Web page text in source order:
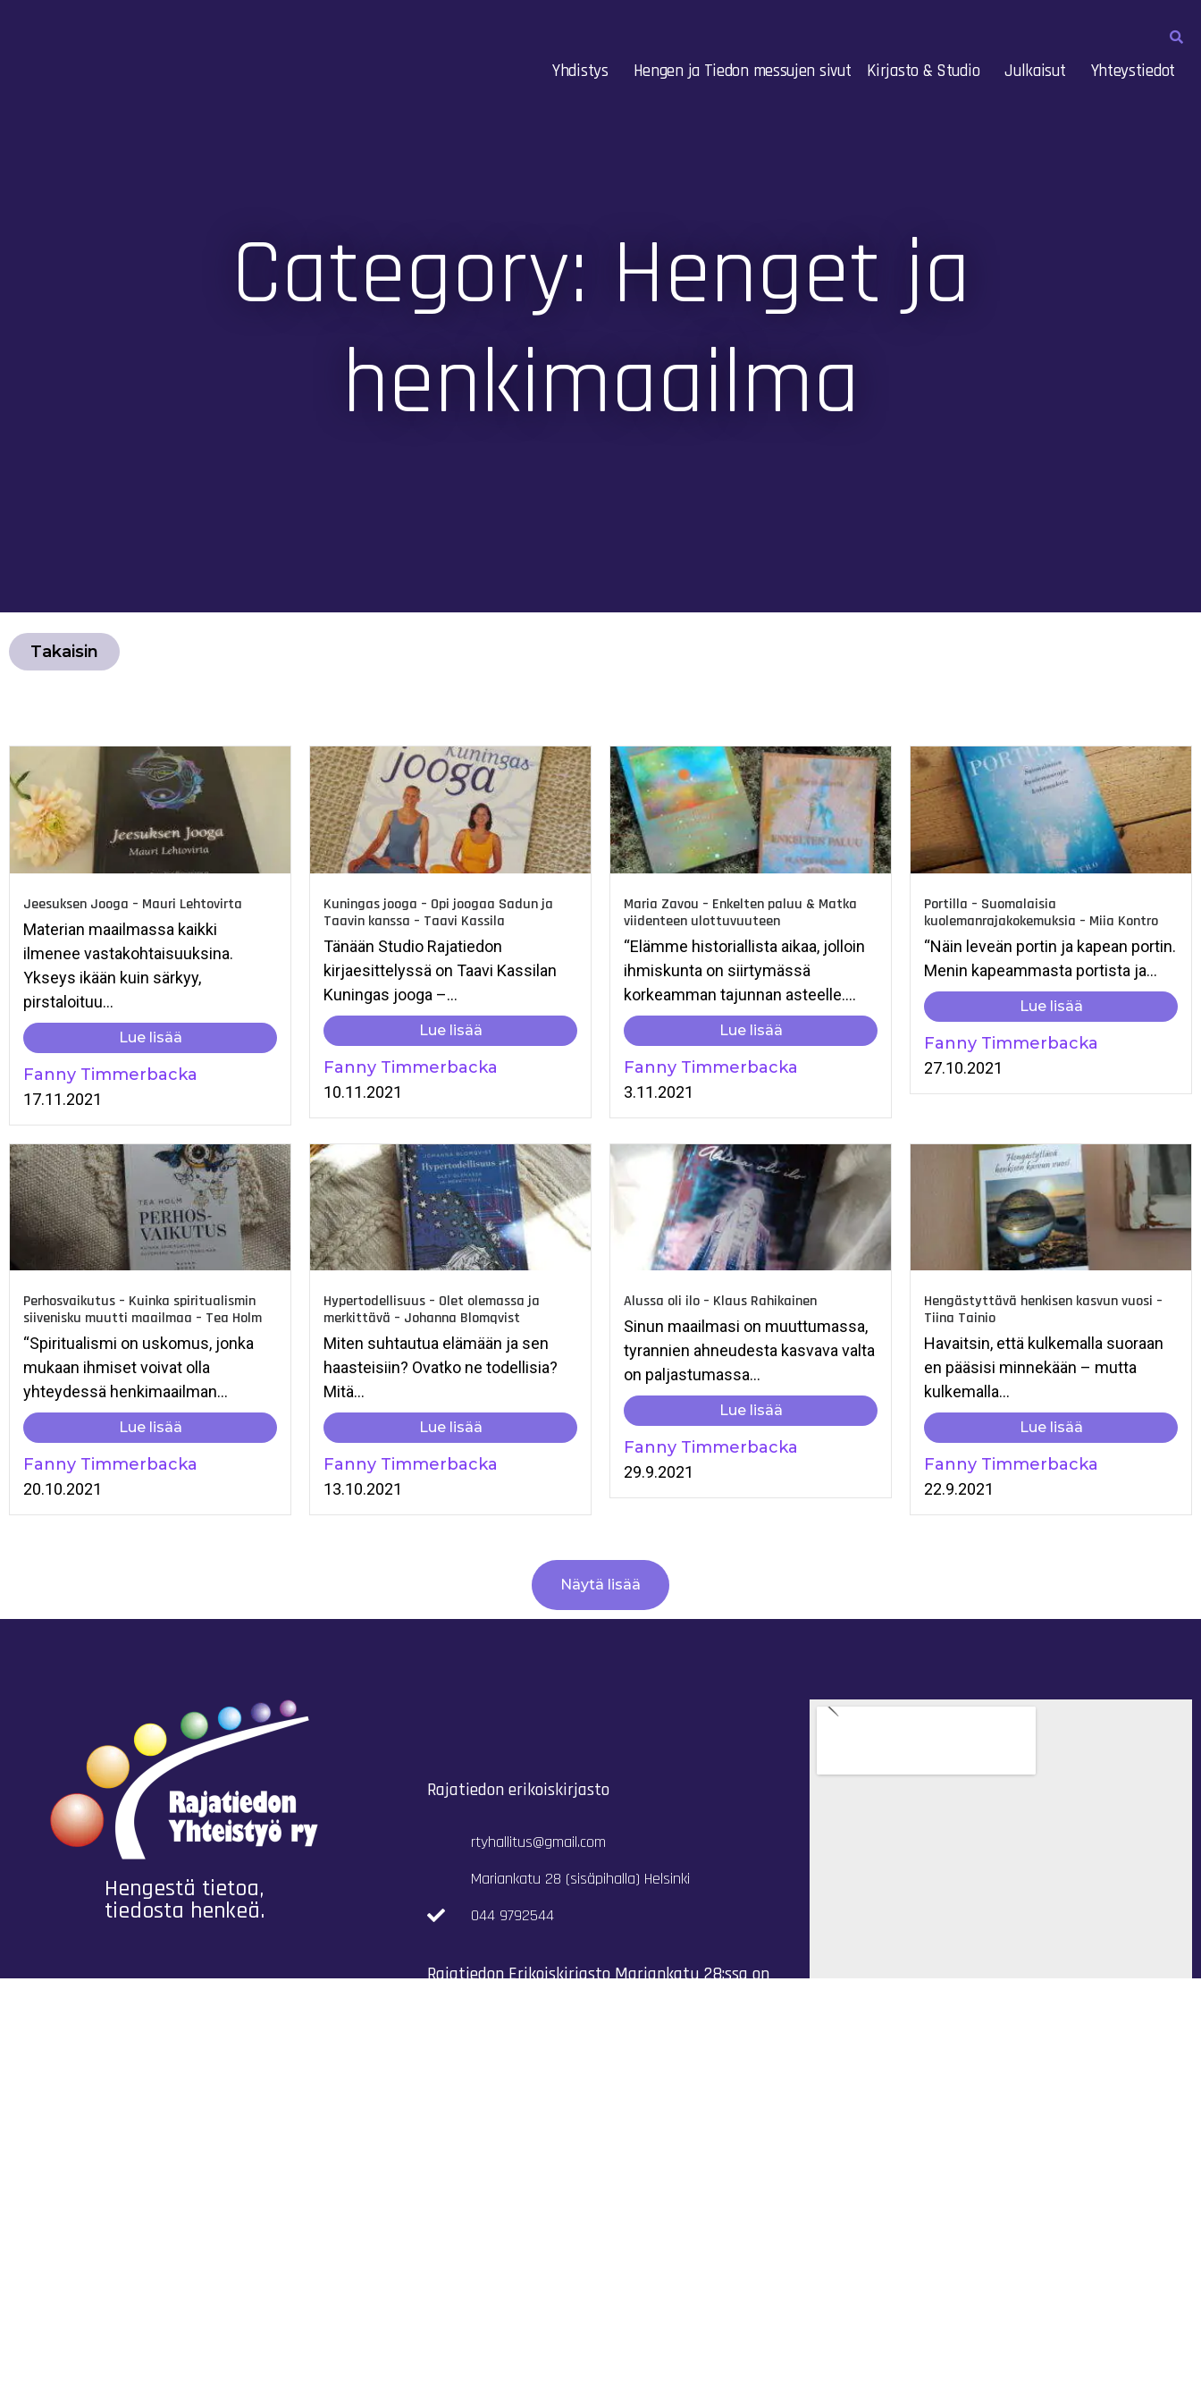
Yhdistys Hengen ja Tiedon messujen sivut Kirjasto & Studio Julkaisut Yhteystiedot
Category: Henget ja
henkimaailma
Takaisin
Jeesuksen Jooga – Mauri Lehtovirta
Materian maailmassa kaikki
ilmenee vastakohtaisuuksina.
Ykseys ikään kuin särkyy,
pirstaloituu...
Lue lisää
Fanny Timmerbacka
17.11.2021
Kuningas jooga – Opi joogaa Sadun ja
Taavin kanssa – Taavi Kassila
Tänään Studio Rajatiedon
kirjaesittelyssä on Taavi Kassilan
Kuningas jooga –...
Lue lisää
Fanny Timmerbacka
10.11.2021
Maria Zavou – Enkelten paluu & Matka
viidenteen ulottuvuuteen
“Elämme historiallista aikaa, jolloin
ihmiskunta on siirtymässä
korkeamman tajunnan asteelle....
Lue lisää
Fanny Timmerbacka
3.11.2021
Portilla – Suomalaisia
kuolemanrajakokemuksia – Miia Kontro
“Näin leveän portin ja kapean portin.
Menin kapeammasta portista ja...
Lue lisää
Fanny Timmerbacka
27.10.2021
Perhosvaikutus – Kuinka spiritualismin
siivenisku muutti maailmaa – Tea Holm
“Spiritualismi on uskomus, jonka
mukaan ihmiset voivat olla
yhteydessä henkimaailman...
Lue lisää
Fanny Timmerbacka
20.10.2021
Hypertodellisuus – Olet olemassa ja
merkittävä – Johanna Blomqvist
Miten suhtautua elämään ja sen
haasteisiin? Ovatko ne todellisia?
Mitä...
Lue lisää
Fanny Timmerbacka
13.10.2021
Alussa oli ilo – Klaus Rahikainen
Sinun maailmasi on muuttumassa,
tyrannien ahneudesta kasvava valta
on paljastumassa...
Lue lisää
Fanny Timmerbacka
29.9.2021
Hengästyttävä henkisen kasvun vuosi –
Tiina Tainio
Havaitsin, että kulkemalla suoraan
en pääsisi minnekään – mutta
kulkemalla...
Lue lisää
Fanny Timmerbacka
22.9.2021
Näytä lisää
Hengestä tietoa,
tiedosta henkeä.
Rajatiedon erikoiskirjasto
rtyhallitus@gmail.com
Mariankatu 28 (sisäpihalla) Helsinki
044 9792544
Rajatiedon Erikoiskirjasto Mariankatu 28:ssa on